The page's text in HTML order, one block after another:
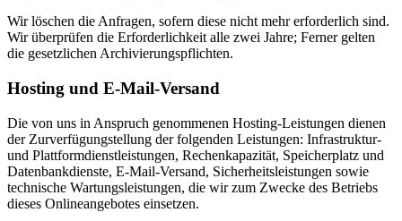
Wir löschen die Anfragen, sofern diese nicht mehr erforderlich sind.
Wir überprüfen die Erforderlichkeit alle zwei Jahre; Ferner gelten
die gesetzlichen Archivierungspflichten.
Hosting und E-Mail-Versand
Die von uns in Anspruch genommenen Hosting-Leistungen dienen
der Zurverfügungstellung der folgenden Leistungen: Infrastruktur-
und Plattformdienstleistungen, Rechenkapazität, Speicherplatz und
Datenbankdienste, E-Mail-Versand, Sicherheitsleistungen sowie
technische Wartungsleistungen, die wir zum Zwecke des Betriebs
dieses Onlineangebotes einsetzen.